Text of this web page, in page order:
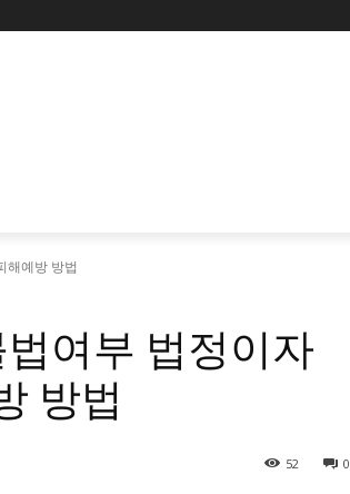
해예방 방법
여부 법정이자
방법
0
52